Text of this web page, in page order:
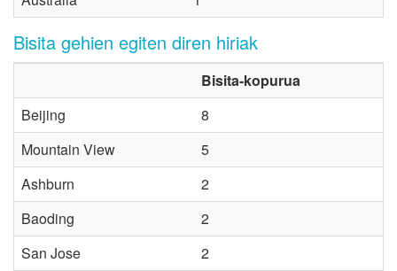
Bisita gehien egiten diren hiriak
Bisita-kopurua
Beijing
8
Mountain View
5
Ashburn
2
Baoding
2
San Jose
2